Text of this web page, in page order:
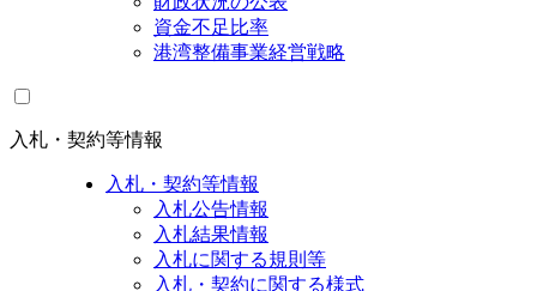
資金不足比率
港湾整備事業経営戦略
入札・契約等情報
入札・契約等情報
入札公告情報
入札結果情報
入札に関する規則等
入札・契約に関する様式